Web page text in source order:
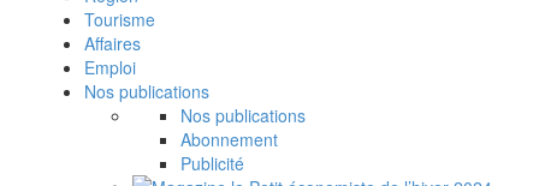
Tourisme
Affaires
Emploi
Nos publications
Nos publications
Abonnement
Publicité